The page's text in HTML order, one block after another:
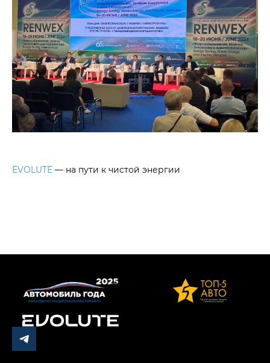
EVOLUTE — на пути к чистой энергии